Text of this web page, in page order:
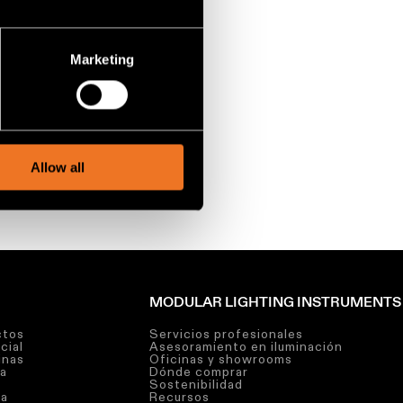
meters
advertising and analytics
Marketing
Allow all
con este
aviso de privacidad
MODULAR LIGHTING INSTRUMENTS
Servicios profesionales
Asesoramiento en iluminación
Oficinas y showrooms
Dónde comprar
Sostenibilidad
Recursos